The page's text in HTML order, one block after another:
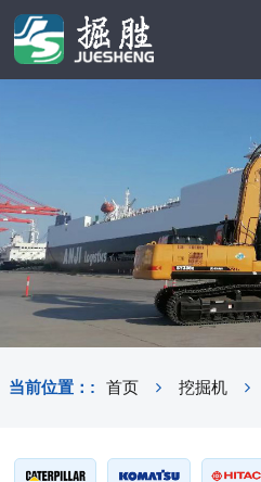
当前位置：: 首页 挖掘机